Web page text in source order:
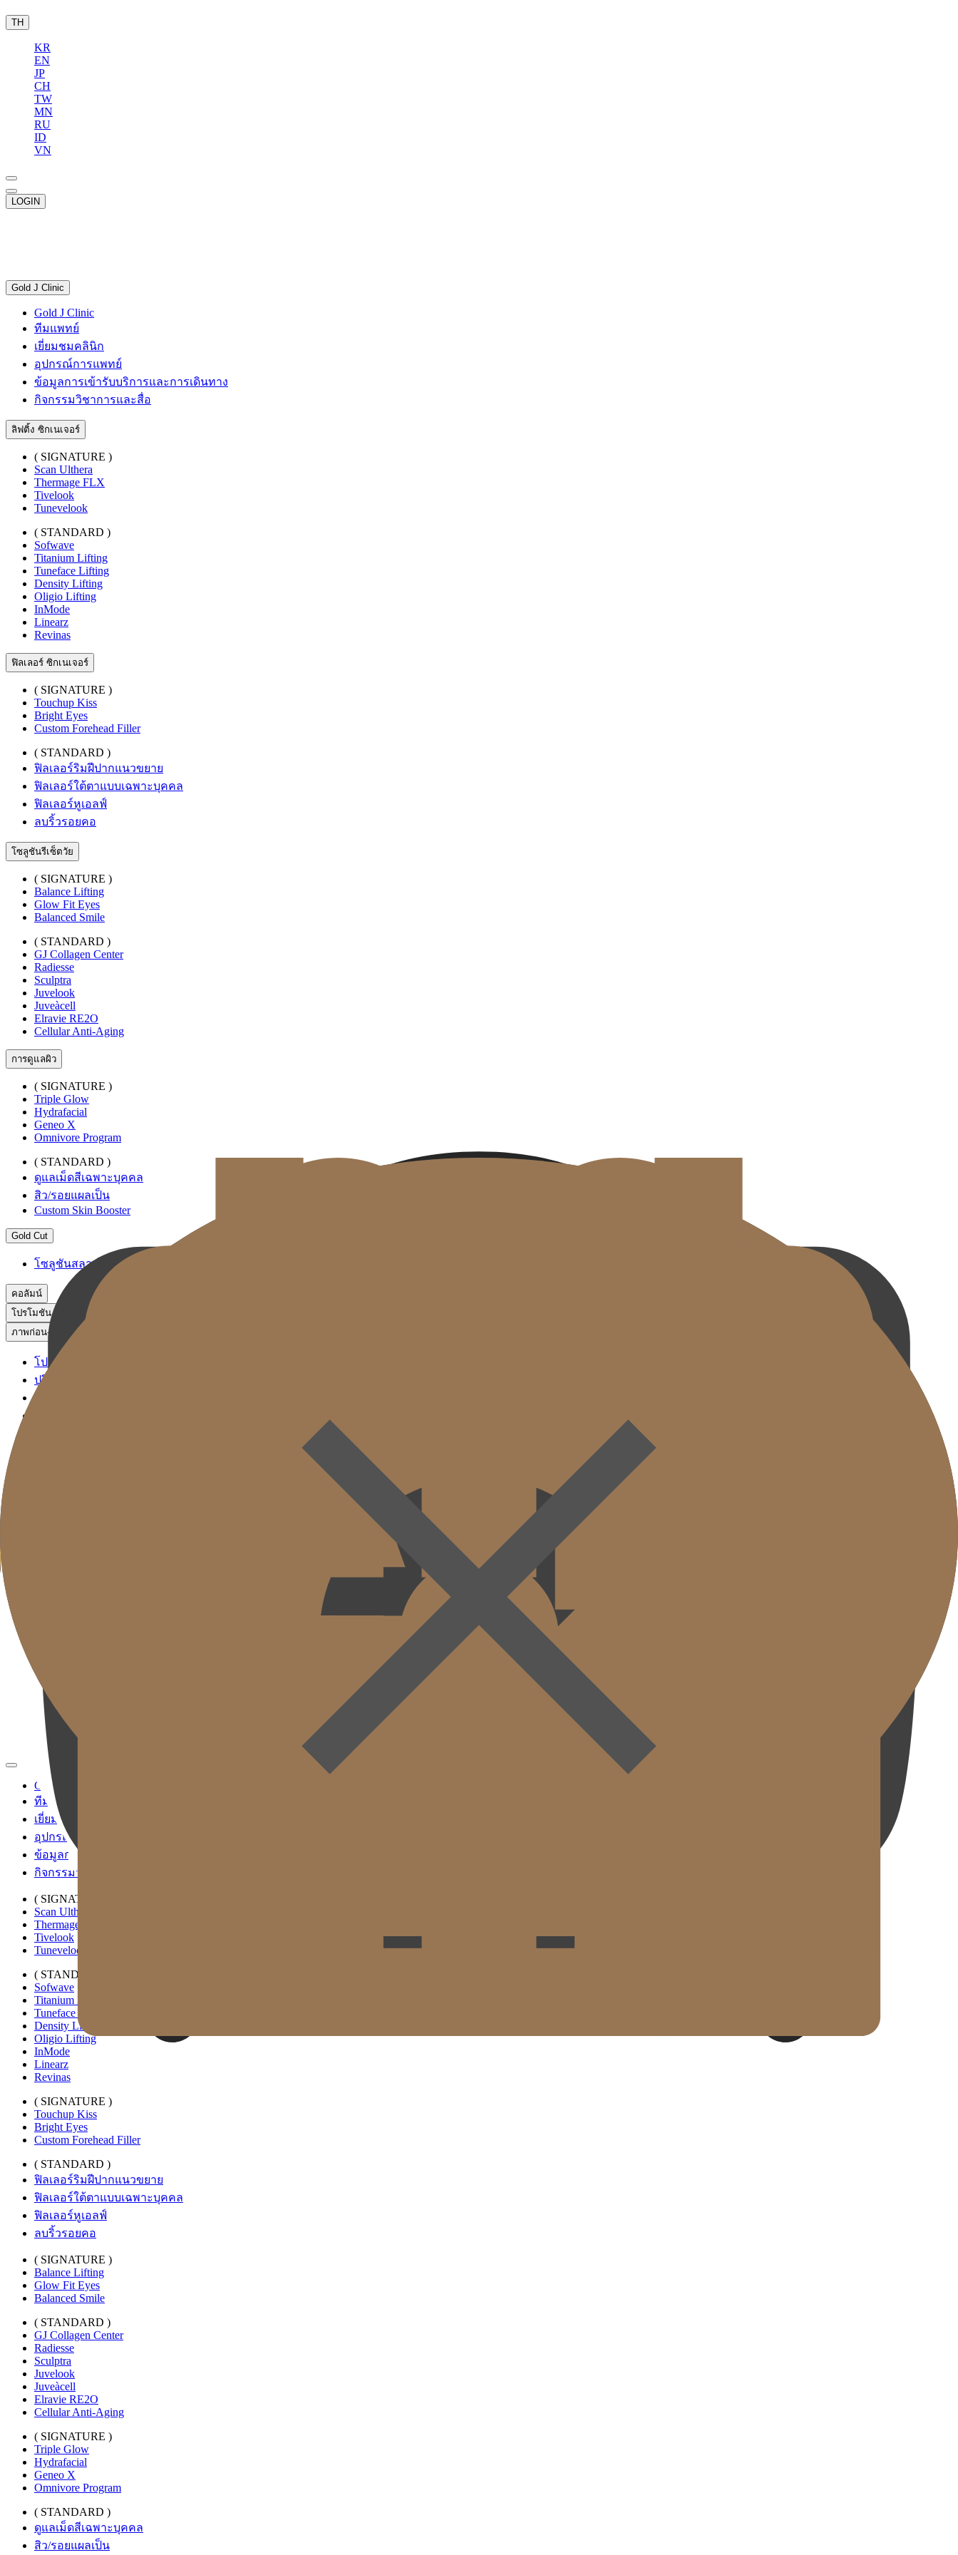
TH
KR
EN
JP
CH
TW
MN
RU
ID
VN
LOGIN
Gold J Clinic
Gold J Clinic
ทีมแพทย์
เยี่ยมชมคลินิก
อุปกรณ์การแพทย์
ข้อมูลการเข้ารับบริการและการเดินทาง
กิจกรรมวิชาการและสื่อ
ลิฟติ้ง ซิกเนเจอร์
( SIGNATURE )
Scan Ulthera
Thermage FLX
Tivelook
Tunevelook
( STANDARD )
Sofwave
Titanium Lifting
Tuneface Lifting
Density Lifting
Oligio Lifting
InMode
Linearz
Revinas
ฟิลเลอร์ ซิกเนเจอร์
( SIGNATURE )
Touchup Kiss
Bright Eyes
Custom Forehead Filler
( STANDARD )
ฟิลเลอร์ริมฝีปากแนวขยาย
ฟิลเลอร์ใต้ตาแบบเฉพาะบุคคล
ฟิลเลอร์หูเอลฟ์
ลบริ้วรอยคอ
โซลูชันรีเซ็ตวัย
( SIGNATURE )
Balance Lifting
Glow Fit Eyes
Balanced Smile
( STANDARD )
GJ Collagen Center
Radiesse
Sculptra
Juvelook
Juveàcell
Elravie RE2O
Cellular Anti-Aging
การดูแลผิว
( SIGNATURE )
Triple Glow
Hydrafacial
Geneo X
Omnivore Program
( STANDARD )
ดูแลเม็ดสีเฉพาะบุคคล
สิว/รอยแผลเป็น
Custom Skin Booster
Gold Cut
โซลูชันสลายไขมันระดับพรีเมียม
คอลัมน์
โปรโมชัน
ภาพก่อน-หลัง
โปรโมชัน
ปรึกษาผ่าน KakaoTalk
CH
TW
MN
RU
ID
VN
Gold J Clinic
ทีมแพทย์
เยี่ยมชมคลินิก
อุปกรณ์การแพทย์
ข้อมูลการเข้ารับบริการและการเดินทาง
กิจกรรมวิชาการและสื่อ
( SIGNATURE )
Scan Ulthera
Thermage FLX
Tivelook
Tunevelook
( STANDARD )
Sofwave
Titanium Lifting
Tuneface Lifting
Density Lifting
Oligio Lifting
InMode
Linearz
Revinas
( SIGNATURE )
Touchup Kiss
Bright Eyes
Custom Forehead Filler
( STANDARD )
ฟิลเลอร์ริมฝีปากแนวขยาย
ฟิลเลอร์ใต้ตาแบบเฉพาะบุคคล
ฟิลเลอร์หูเอลฟ์
ลบริ้วรอยคอ
( SIGNATURE )
Balance Lifting
Glow Fit Eyes
Balanced Smile
( STANDARD )
GJ Collagen Center
Radiesse
Sculptra
Juvelook
Juveàcell
Elravie RE2O
Cellular Anti-Aging
( SIGNATURE )
Triple Glow
Hydrafacial
Geneo X
Omnivore Program
( STANDARD )
ดูแลเม็ดสีเฉพาะบุคคล
สิว/รอยแผลเป็น